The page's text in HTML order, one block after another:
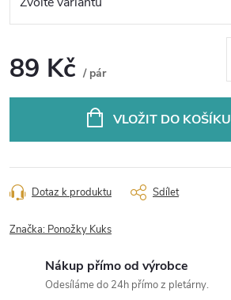
89 Kč / pár
VLOŽIT DO KOŠÍKU
Dotaz k produktu Sdílet
Značka: Ponožky Kuks
Nákup přímo od výrobce
Odesíláme do 24h přímo z pletárny.